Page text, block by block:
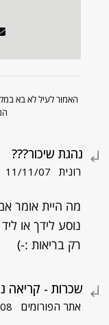
האמור לעיל לא בא
נהגת שיכור???
רונית 11/11/07
מה היית אומר
נוסע לידך או ליד
רק בריאות :-)
שכרות - קריאה
אתר הפורומים